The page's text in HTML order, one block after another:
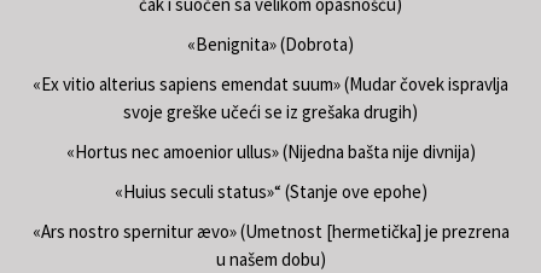
«Benignita» (Dobrota)
«Ex vitio alterius sapiens emendat suum» (Mudar čovek ispravlja
svoje greške učeći se iz grešaka drugih)
«Hortus nec amoenior ullus» (Nijedna bašta nije divnija)
«Huius seculi status»“ (Stanje ove epohe)
«Ars nostro spernitur ævo» (Umetnost [hermetička] je prezrena
u našem dobu)